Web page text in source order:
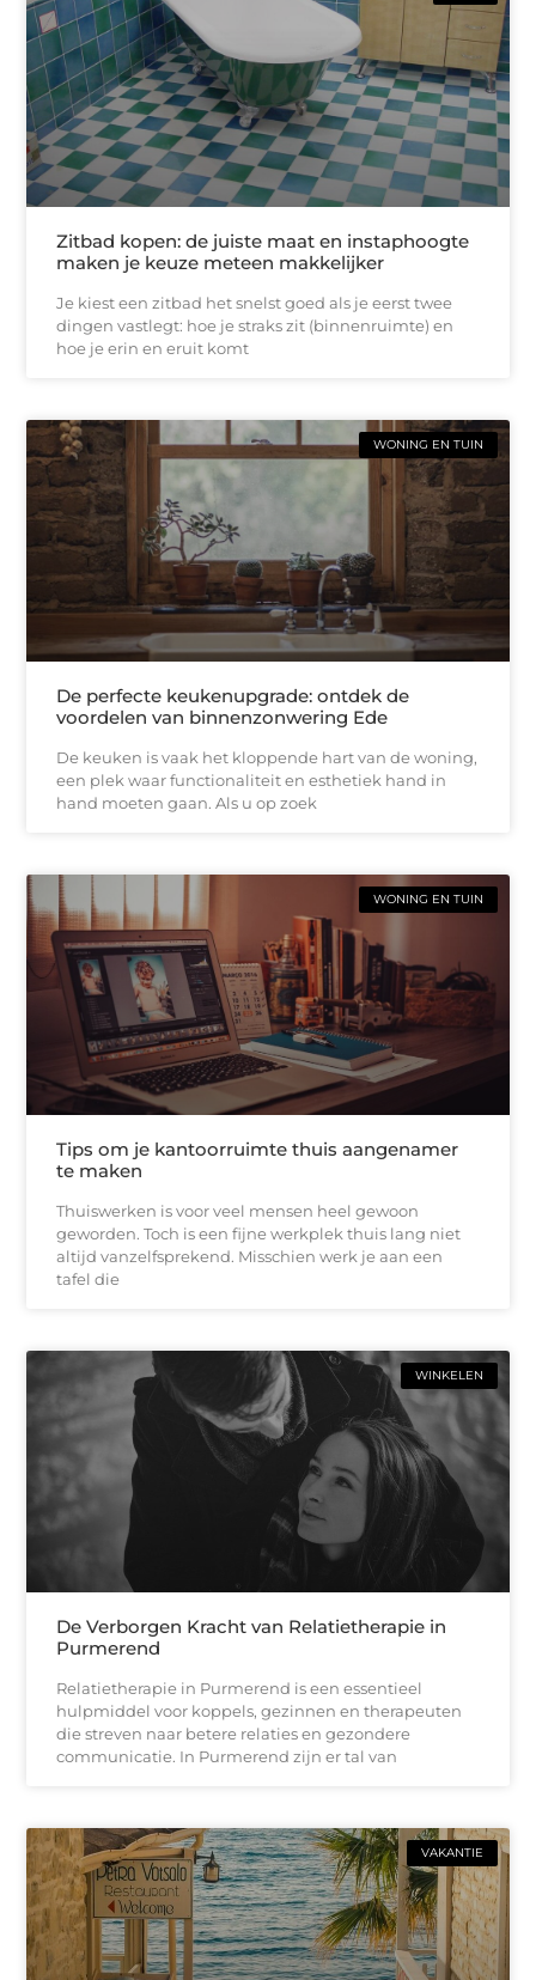
Zitbad kopen: de juiste maat en instaphoogte
maken je keuze meteen makkelijker
Je kiest een zitbad het snelst goed als je eerst twee
dingen vastlegt: hoe je straks zit (binnenruimte) en
hoe je erin en eruit komt
WONING EN TUIN
De perfecte keukenupgrade: ontdek de
voordelen van binnenzonwering Ede
De keuken is vaak het kloppende hart van de woning,
een plek waar functionaliteit en esthetiek hand in
hand moeten gaan. Als u op zoek
WONING EN TUIN
Tips om je kantoorruimte thuis aangenamer
te maken
Thuiswerken is voor veel mensen heel gewoon
geworden. Toch is een fijne werkplek thuis lang niet
altijd vanzelfsprekend. Misschien werk je aan een
tafel die
WINKELEN
De Verborgen Kracht van Relatietherapie in
Purmerend
Relatietherapie in Purmerend is een essentieel
hulpmiddel voor koppels, gezinnen en therapeuten
die streven naar betere relaties en gezondere
communicatie. In Purmerend zijn er tal van
VAKANTIE